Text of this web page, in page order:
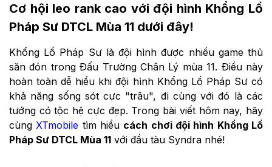
Cơ hội leo rank cao với đội hình Khổng Lồ
Pháp Sư DTCL Mùa 11 dưới đây!
Khổng Lồ Pháp Sư là đội hình được nhiều game thủ
săn đón trong Đấu Trường Chân Lý mùa 11. Điều này
hoàn toàn dễ hiểu khi đội hình Khổng Lồ Pháp Sưcó
khả năng sống sót cực "trâu", đi cùng với đó là các
tướng có tộc hệ cực đẹp. Trong bài viết hôm nay, hãy
cùng XTmobile tìm hiểu cách chơi đội hình Khổng Lồ
Pháp Sư DTCL Mùa 11 với đầu tàu Syndra nhé!